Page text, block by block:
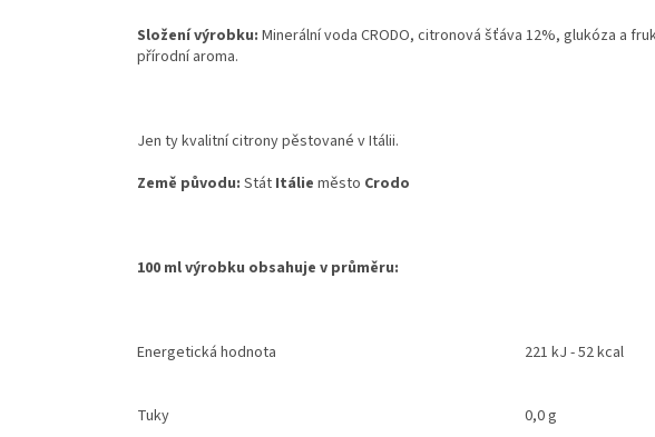
Složení výrobku: Minerální voda CRODO, citronová šťáva 12%, glukóza a
přírodní aroma.
Jen ty kvalitní citrony pěstované v Itálii.
Země původu: Stát Itálie město Crodo
100 ml výrobku obsahuje v průměru:
Energetická hodnota 221 kJ - 52 kcal
Tuky
0,0 g